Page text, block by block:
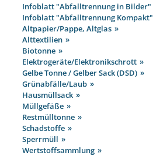
Infoblatt "Abfalltrennung in Bilder"
Infoblatt "Abfalltrennung Kompakt"
Altpapier/Pappe, Altglas
Alttextilien
Biotonne
Elektrogeräte/Elektronikschrott
Gelbe Tonne / Gelber Sack (DSD)
Grünabfälle/Laub
Hausmüllsack
Müllgefäße
Restmülltonne
Schadstoffe
Sperrmüll
Wertstoffsammlung